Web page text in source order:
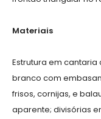
Materiais
Estrutura em
branco com
frisos, cornijas, e
aparente; divisórias